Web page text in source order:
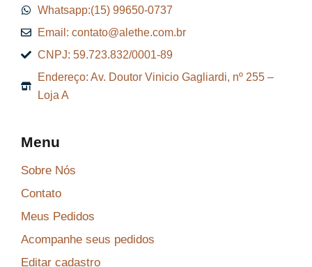
Whatsapp:(15) 99650-0737
Email: contato@alethe.com.br
CNPJ: 59.723.832/0001-89
Endereço: Av. Doutor Vinicio Gagliardi, nº 255 –
Loja A
Menu
Sobre Nós
Contato
Meus Pedidos
Acompanhe seus pedidos
Editar cadastro